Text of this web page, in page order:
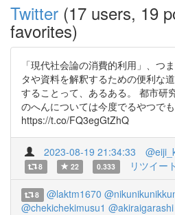
Twitter (17 users, 19
favorites)
「現代社会論の消費的利用」、つ
タや資料を解釈するための便利な
することって、あるある。 都市研
のへんについては今度でるやつでも
https://t.co/FQ3egGtZhQ
2023-08-19 21:34:33
8 22 0.333 リツイー
8 @laktm1670
@chekichekimusu1 @akiraigarashi